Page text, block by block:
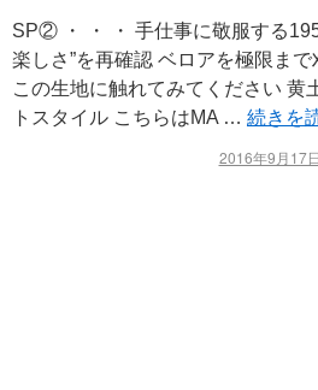
SP② ・ ・ ・ 手仕事に敬服する
楽しさ”を再確認 ベロアを極限ま
この生地に触れてみてください 黄
トスタイル こちらはMA … 続きを
2016年9月17日